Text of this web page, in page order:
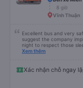
8 giờ
Vĩnh Thuận
Excellent bus and very
suggest the company
night to respect those
please display the Wi-Fi
quy định rõ ràng về việc
để tránh làm phiền hành
khẩu Wi-Fi trong xe để
Xem thêm
Xác nhận chỗ ngay